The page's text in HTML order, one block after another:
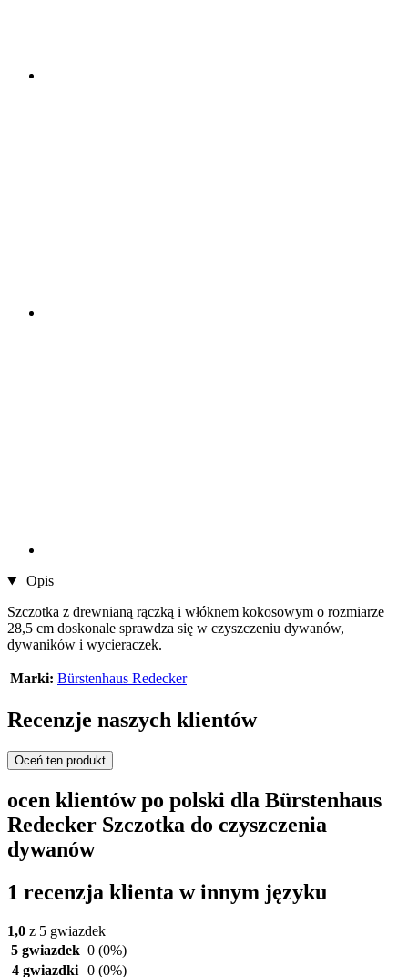
Opis
Szczotka z drewnianą rączką i włóknem kokosowym o rozmiarze
28,5 cm doskonale sprawdza się w czyszczeniu dywanów,
dywaników i wycieraczek.
Marki: Bürstenhaus Redecker
Recenzje naszych klientów
Oceń ten produkt
ocen klientów po polski dla Bürstenhaus
Redecker Szczotka do czyszczenia
dywanów
1 recenzja klienta w innym języku
1,0 z 5 gwiazdek
5 gwiazdek 0 (0%)
4 gwiazdki 0 (0%)